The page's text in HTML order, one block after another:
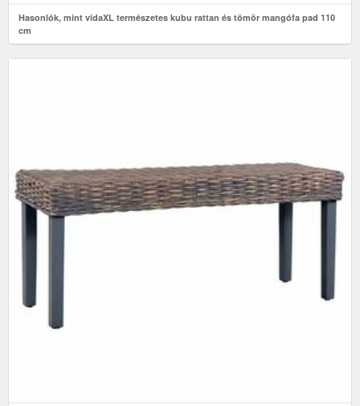
Hasonlók, mint vidaXL természetes kubu rattan és tömör mangófa pad 110
cm